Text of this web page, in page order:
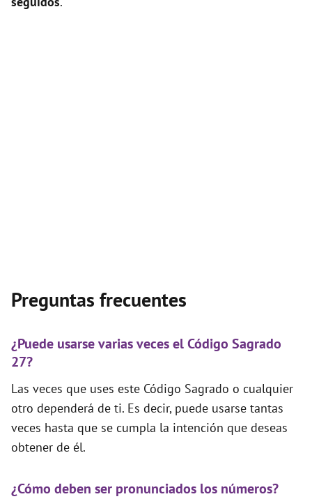
Preguntas frecuentes
¿Puede usarse varias veces el Código Sagrado
27?
Las veces que uses este Código Sagrado o cualquier
otro dependerá de ti. Es decir, puede usarse tantas
veces hasta que se cumpla la intención que deseas
obtener de él.
¿Cómo deben ser pronunciados los números?